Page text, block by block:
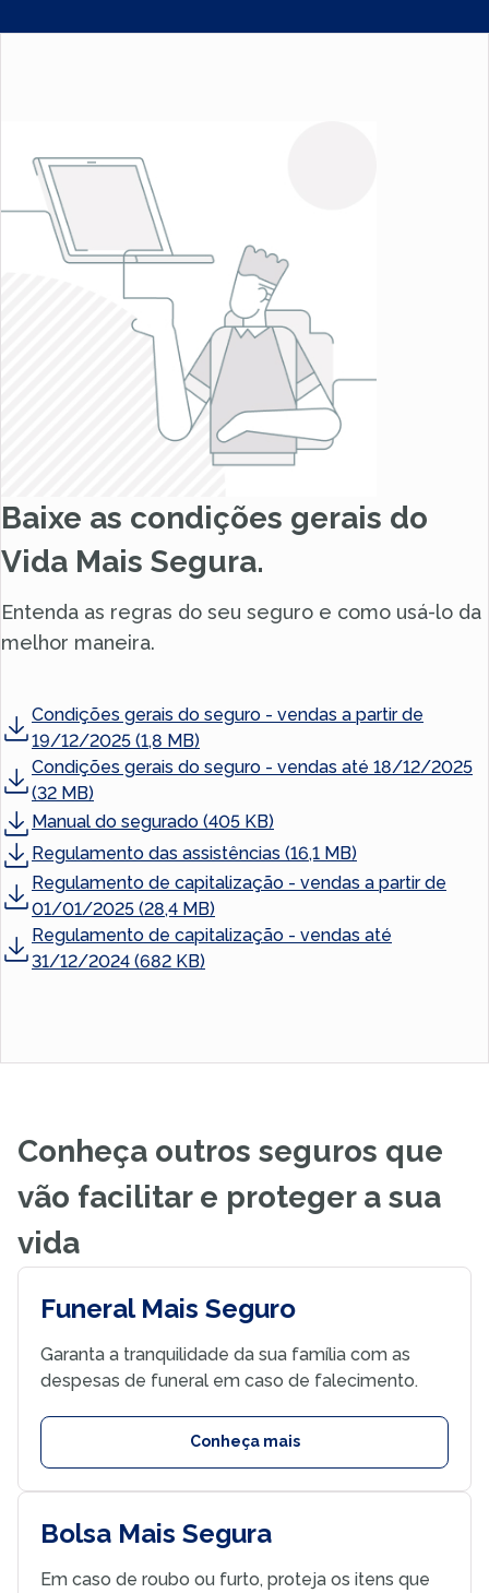
Baixe as condições gerais do
Vida Mais Segura.
Entenda as regras do seu seguro e como usá-lo da
melhor maneira.
Condições gerais do seguro - vendas a partir de
19/12/2025 (1,8 MB)
Condições gerais do seguro - vendas até 18/12/2025
(32 MB)
Manual do segurado (405 KB)
Regulamento das assistências (16,1 MB)
Regulamento de capitalização - vendas a partir de
01/01/2025 (28,4 MB)
Regulamento de capitalização - vendas até
31/12/2024 (682 KB)
Conheça outros seguros que
vão facilitar e proteger a sua
vida
Funeral Mais Seguro
Garanta a tranquilidade da sua família com as
despesas de funeral em caso de falecimento.
Conheça mais
Bolsa Mais Segura
Em caso de roubo ou furto, proteja os itens que